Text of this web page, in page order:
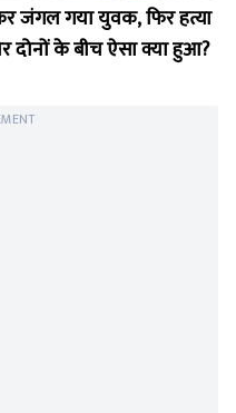
जंगल गया युवक, फिर हत्या
दोनों के बीच ऐसा क्या हुआ?